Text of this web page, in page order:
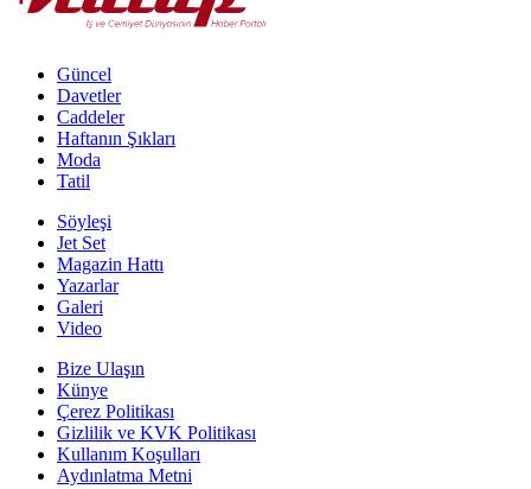
Güncel
Davetler
Caddeler
Haftanın Şıkları
Moda
Tatil
Söyleşi
Jet Set
Magazin Hattı
Yazarlar
Galeri
Video
Bize Ulaşın
Künye
Çerez Politikası
Gizlilik ve KVK Politikası
Kullanım Koşulları
Aydınlatma Metni